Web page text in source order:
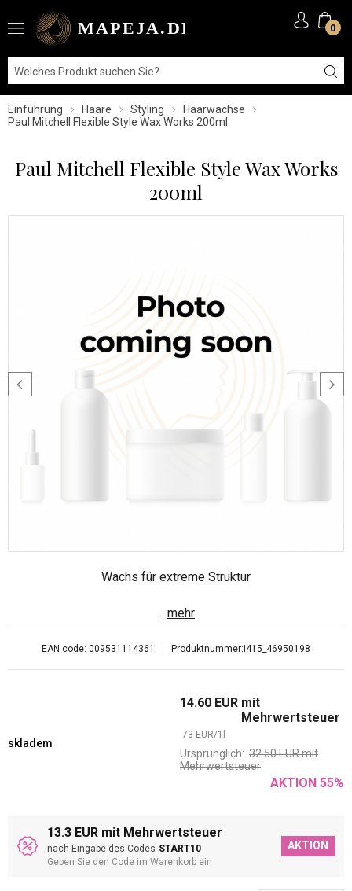
0
Einführung Haare Styling
Haarwachse
Paul Mitchell Flexible Style Wax Works 200ml
Paul Mitchell Flexible Style Wax Works
200ml
Wachs für extreme Struktur
... mehr
EAN code: 009531114361 Produktnummer:i415_46950198
skladem
14.60 EUR mit
Mehrwertsteuer
73 EUR/1
Ursprünglich: 32.50EURmit
Mehrwertsteuer
AKTION 55%
13.3 EUR mit Mehrwertsteuer
nach Eingabe des Codes START10
Geben Sie den Code im Warenkorb ein
AKTION